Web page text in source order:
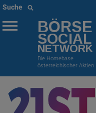
Suche
BÖRSE
SOCIAL
NETWORK
Die Homebase
österreichischer Aktien